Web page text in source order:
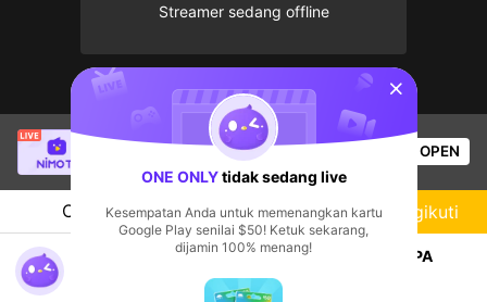
Streamer sedang offline
SBTC Clear
sedang siaran langsung!
League of Legends
2.4k OPEN
Chat Streamer
MABERR YG MAU MABER BOLEH KASIH GIFT APA
Mengikuti
sentinelStart
ONE ONLYtidak sedang live
Kesempatan Anda untuk memenangkan kartu
Google Play senilai $50! Ketuk sekarang,
dijamin 100% menang!